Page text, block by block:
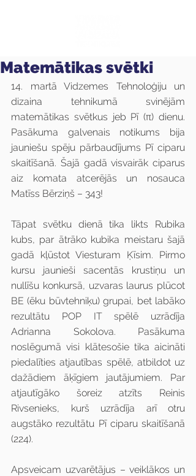
Matemātikas svētki
14. martā Vidzemes Tehnoloģiju un
dizaina tehnikumā svinējām
matemātikas svētkus jeb Pī (π) dienu.
Pasākuma galvenais notikums bija
jauniešu spēju pārbaudījums Pī ciparu
skaitīšanā. Šajā gadā visvairāk ciparus
aiz komata atcerējās un nosauca
Matīss Bērziņš – 343!
Tāpat svētku dienā tika likts Rubika
kubs, par ātrāko kubika meistaru šajā
gadā kļūstot Viesturam Ķīsim. Pirmo
kursu jaunieši sacentās krustiņu un
nullīšu konkursā, uzvaras laurus plūcot
BE (ēku būvtehniķu) grupai, bet labāko
rezultātu POP IT spēlē uzrādīja
Adrianna Sokolova. Pasākuma
noslēgumā visi klātesošie tika aicināti
piedalīties atjautības spēlē, atbildot uz
dažādiem āķīgiem jautājumiem. Par
atjautīgāko šoreiz atzīts Reinis
Rivsenieks, kurš uzrādīja arī otru
augstāko rezultātu Pī ciparu skaitīšanā
(224).
Apsveicam uzvarētājus – veiklākos un